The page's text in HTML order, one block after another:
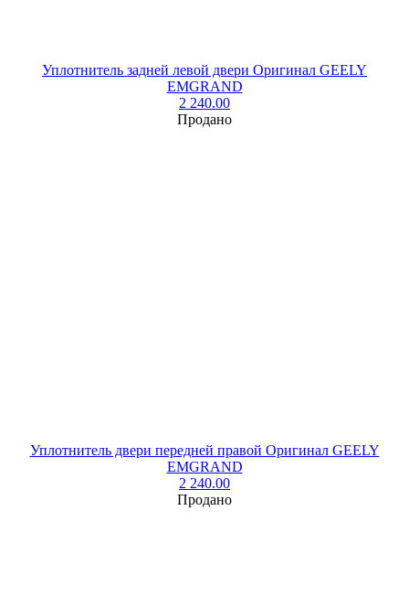
Уплотнитель задней левой двери Оригинал GEELY
EMGRAND
2 240.00
Продано
Уплотнитель двери передней правой Оригинал GEELY
EMGRAND
2 240.00
Продано